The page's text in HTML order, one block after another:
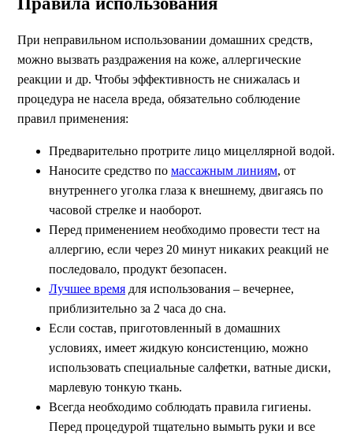
При неправильном использовании домашних средств,
можно вызвать раздражения на коже, аллергические
реакции и др. Чтобы эффективность не снижалась и
процедура не насела вреда, обязательно соблюдение
правил применения:
Предварительно протрите лицо мицеллярной водой.
Наносите средство по массажным линиям, от
внутреннего уголка глаза к внешнему, двигаясь по
часовой стрелке и наоборот.
Перед применением необходимо провести тест на
аллергию, если через 20 минут никаких реакций не
последовало, продукт безопасен.
Лучшее время для использования – вечернее,
приблизительно за 2 часа до сна.
Если состав, приготовленный в домашних
условиях, имеет жидкую консистенцию, можно
использовать специальные салфетки, ватные диски,
марлевую тонкую ткань.
Всегда необходимо соблюдать правила гигиены.
Перед процедурой тщательно вымыть руки и все